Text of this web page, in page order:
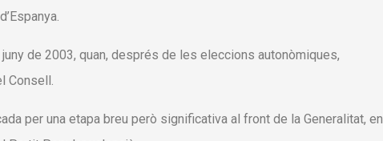
de 2003, quan, després de les eleccions autonòmiques,
Consell.
per una etapa breu però significativa al front de la Generalitat, en